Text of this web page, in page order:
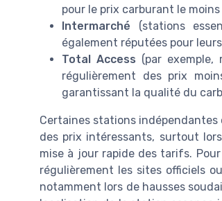
pour le prix carburant le
Intermarché (stations
également réputées pour
Total Access (par exemple,
régulièrement des prix
garantissant la qualité du
Certaines stations indépendantes
des prix intéressants, surtout
mise à jour rapide des tarifs.
régulièrement les sites officiels
notamment lors de hausses